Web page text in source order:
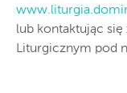
lub kontaktując
Liturgicznym pod